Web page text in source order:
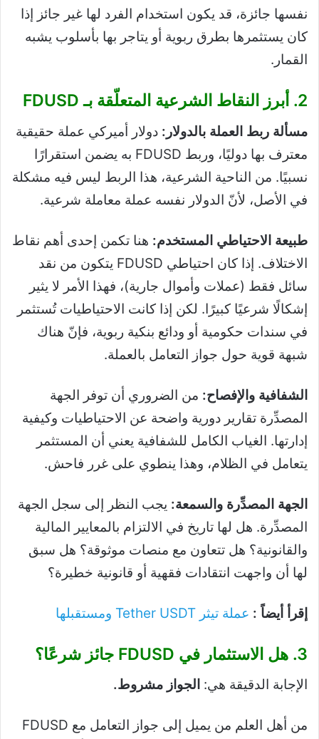
نفسها جائزة، قد يكون استخدام الفرد لها غير جائز إذا
كان يستثمرها بطرق ربوية أو يتاجر بها بأسلوب يشبه
القمار.
2. أبرز النقاط الشرعية المتعلّقة بـ FDUSD
مسألة ربط العملة بالدولار: دولار أميركي عملة حقيقية
معترف بها دوليًا، وربط FDUSD به يضمن استقرارًا
نسبيًا. من الناحية الشرعية، هذا الربط ليس فيه مشكلة
في الأصل، لأنّ الدولار نفسه عملة معاملة شرعية.
طبيعة الاحتياطي المستخدم: هنا تكمن إحدى أهم نقاط
الاختلاف. إذا كان احتياطي FDUSD يتكون من نقد
سائل فقط (عملات وأموال جارية)، فهذا الأمر لا يثير
إشكالًا شرعيًا كبيرًا. لكن إذا كانت الاحتياطيات تُستثمر
في سندات حكومية أو ودائع بنكية ربوية، فإنّ هناك
شبهة قوية حول جواز التعامل بالعملة.
الشفافية والإفصاح: من الضروري أن توفر الجهة
المصدِّرة تقارير دورية واضحة عن الاحتياطيات وكيفية
إدارتها. الغياب الكامل للشفافية يعني أن المستثمر
يتعامل في الظلام، وهذا ينطوي على غرر فاحش.
الجهة المصدِّرة والسمعة: يجب النظر إلى سجل الجهة
المصدِّرة. هل لها تاريخ في الالتزام بالمعايير المالية
والقانونية؟ هل تتعاون مع منصات موثوقة؟ هل سبق
لها أن واجهت انتقادات فقهية أو قانونية خطيرة؟
إقرأ أيضاً : عملة تيثر Tether USDT ومستقبلها
3. هل الاستثمار في FDUSD جائز شرعًا؟
الإجابة الدقيقة هي: الجواز مشروط.
من أهل العلم من يميل إلى جواز التعامل مع FDUSD